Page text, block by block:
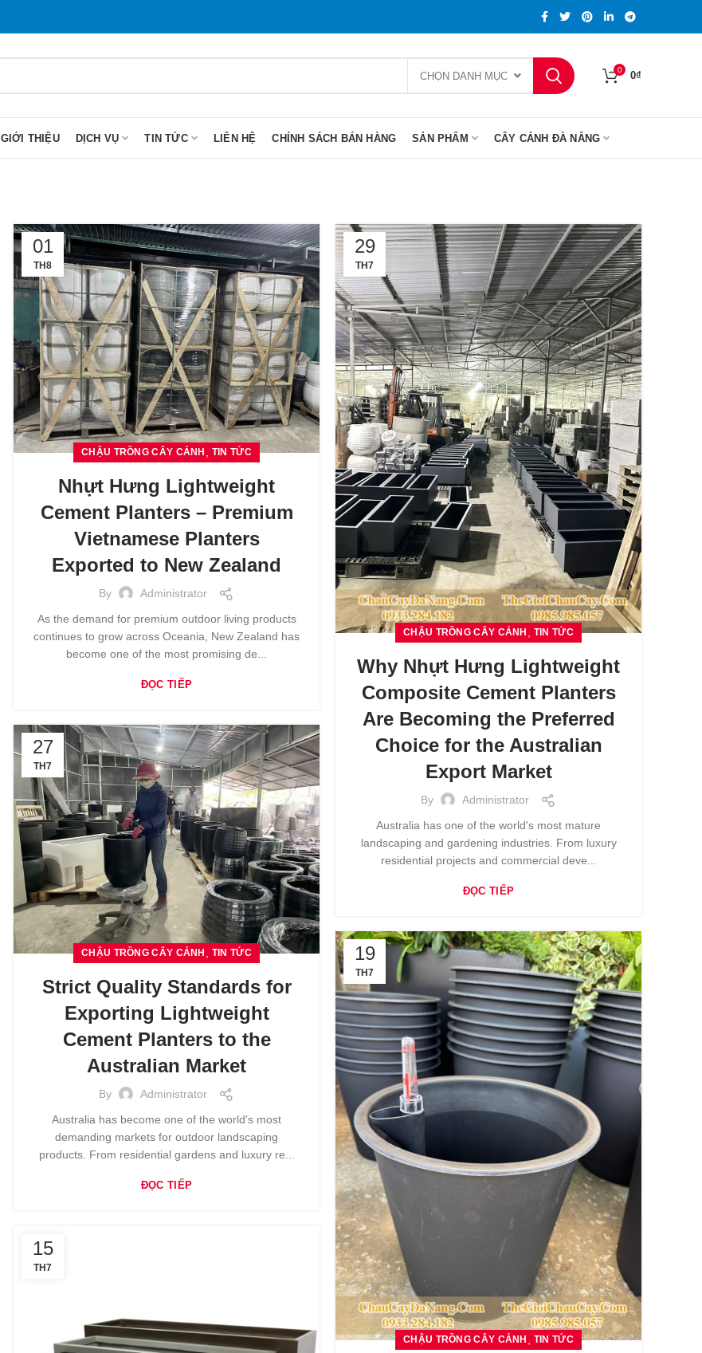
CHỌN DANH MỤC
0 0₫
GIỚI THIỆU DỊCH VỤ TIN TỨC LIÊN HỆ CHÍNH SÁCH BÁN HÀNG SẢN PHẨM CÂY CẢNH ĐÀ NẴNG
01
TH8
CHẬU TRỒNG CÂY CẢNH TIN TỨC
Nhựt Hưng Lightweight
Cement Planters – Premium
Vietnamese Planters
Exported to New Zealand
By
Administrator
As the demand for premium outdoor living products
continues to grow across Oceania, New Zealand has
become one of the most promising de...
ĐỌC TIẾP
29
TH7
CHẬU TRỒNG CÂY CẢNH TIN TỨC
Why Nhựt Hưng Lightweight
Composite Cement Planters
Are Becoming the Preferred
Choice for the Australian
Export Market
By
Administrator
Australia has one of the world's most mature
landscaping and gardening industries. From luxury
residential projects and commercial deve...
ĐỌC TIẾP
27
TH7
CHẬU TRỒNG CÂY CẢNH TIN TỨC
Strict Quality Standards for
Exporting Lightweight
Cement Planters to the
Australian Market
By
Administrator
Australia has become one of the world's most
demanding markets for outdoor landscaping
products. From residential gardens and luxury re...
ĐỌC TIẾP
19
TH7
CHẬU TRỒNG CÂY CẢNH TIN TỨC
15
TH7